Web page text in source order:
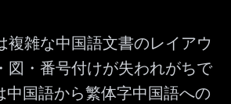
複雑な中国語文書のレイアウ
図・番号付けが失われがちで
国語から繁体字中国語への